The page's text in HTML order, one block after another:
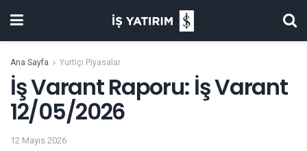
Ana Sayfa Yurtiçi Piyasalar
İş Varant Raporu: İş Varant
12/05/2026
12 Mayıs 2026